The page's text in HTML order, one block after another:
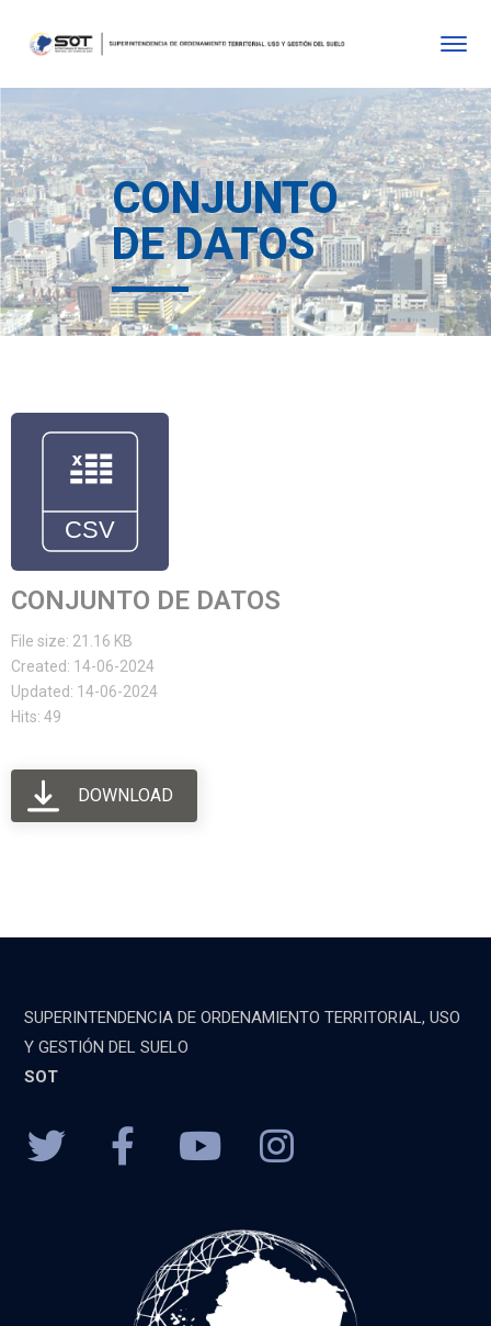
CONJUNTO
DE DATOS
CONJUNTO DE DATOS
File size: 21.16 KB
Created: 14-06-2024
Updated: 14-06-2024
Hits: 49
DOWNLOAD
SUPERINTENDENCIA DE ORDENAMIENTO TERRITORIAL, USO
Y GESTIÓN DEL SUELO
SOT